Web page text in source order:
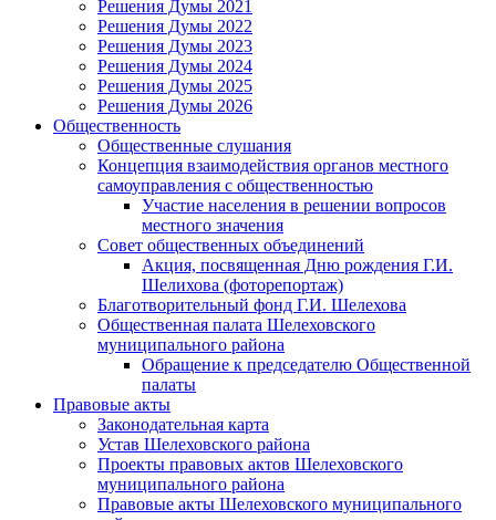
Решения Думы 2021
Решения Думы 2022
Решения Думы 2023
Решения Думы 2024
Решения Думы 2025
Решения Думы 2026
Общественность
Общественные слушания
Концепция взаимодействия органов местного
самоуправления с общественностью
Участие населения в решении вопросов
местного значения
Совет общественных объединений
Акция, посвященная Дню рождения Г.И.
Шелихова (фоторепортаж)
Благотворительный фонд Г.И. Шелехова
Общественная палата Шелеховского
муниципального района
Обращение к председателю Общественной
палаты
Правовые акты
Законодательная карта
Устав Шелеховского района
Проекты правовых актов Шелеховского
муниципального района
Правовые акты Шелеховского муниципального